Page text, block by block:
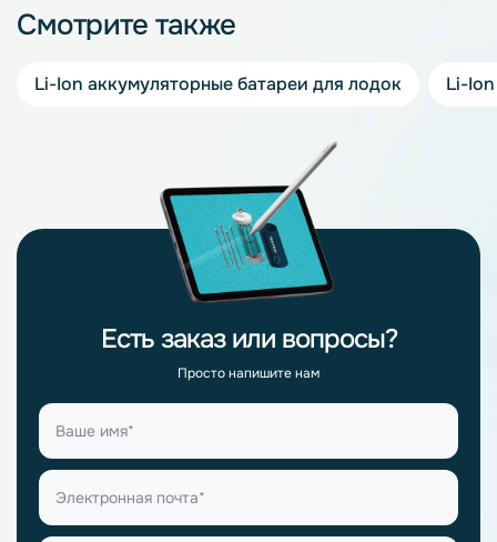
Смотрите также
Li-Ion аккумуляторные батареи для лодок Li-
Есть заказ или вопросы?
Просто напишите нам